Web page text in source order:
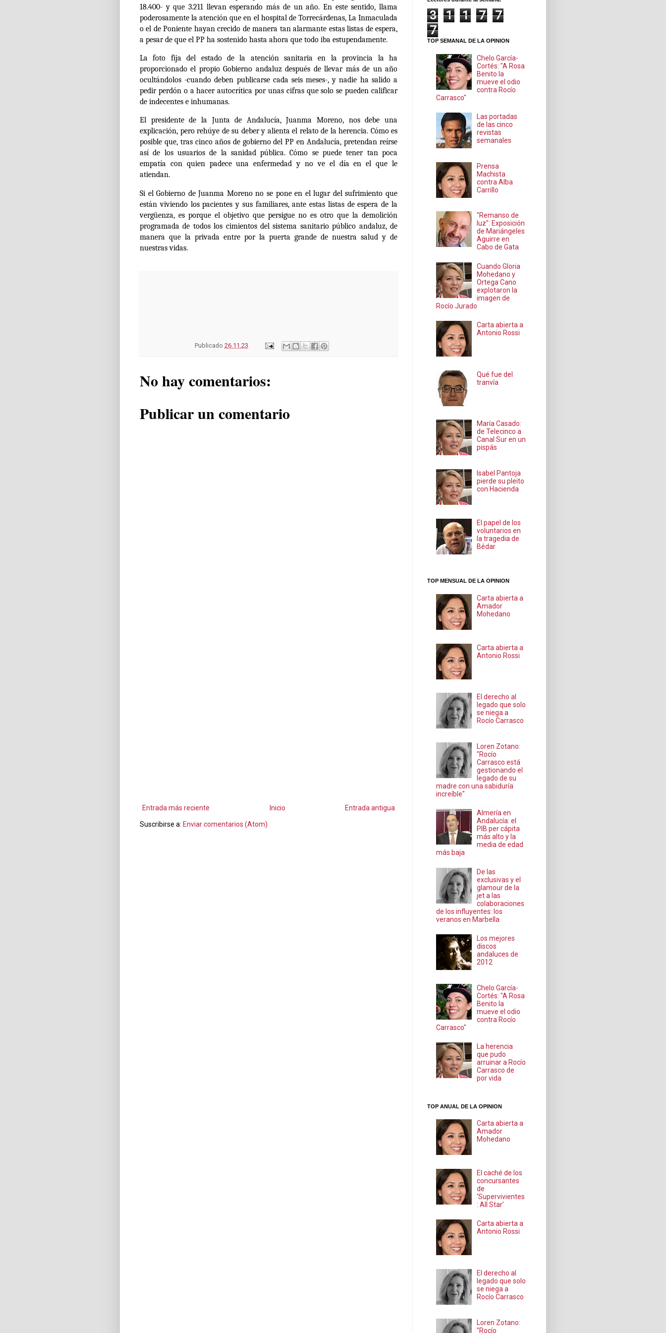
18.400- y que 3.211 llevan esperando más de un año. En este sentido, llama
poderosamente la atención que en el hospital de Torrecárdenas, La Inmaculada
o el de Poniente hayan crecido de manera tan alarmante estas listas de espera,
a pesar de que el PP ha sostenido hasta ahora que todo iba estupendamente.
La foto fija del estado de la atención sanitaria en la provincia la ha
proporcionado el propio Gobierno andaluz después de llevar más de un año
ocultándolos -cuando deben publicarse cada seis meses-, y nadie ha salido a
pedir perdón o a hacer autocrítica por unas cifras que solo se pueden calificar
de indecentes e inhumanas.
El presidente de la Junta de Andalucía, Juanma Moreno, nos debe una
explicación, pero rehúye de su deber y alienta el relato de la herencia. Cómo es
posible que, tras cinco años de gobierno del PP en Andalucía, pretendan reírse
así de los usuarios de la sanidad pública. Cómo se puede tener tan poca
empatía con quien padece una enfermedad y no ve el día en el que le
atiendan.
Si el Gobierno de Juanma Moreno no se pone en el lugar del sufrimiento que
están viviendo los pacientes y sus familiares, ante estas listas de espera de la
vergüenza, es porque el objetivo que persigue no es otro que la demolición
programada de todos los cimientos del sistema sanitario público andaluz, de
manera que la privada entre por la puerta grande de nuestra salud y de
nuestras vidas.
Publicado 26.11.23
No hay comentarios:
Publicar un comentario
Entrada más reciente Entrada antigua
Inicio
Suscribirse a: Enviar comentarios (Atom)
3 1 1 7
7
7
TOP SEMANAL DE LA OPINION
Chelo García-
Cortés: "A Rosa
Benito la
mueve el odio
contra Rocío
Carrasco"
Las portadas
de las cinco
revistas
semanales
Prensa
Machista
contra Alba
Carrillo
"Remanso de
luz": Exposición
de Mariángeles
Aguirre en
Cabo de Gata
Cuando Gloria
Mohedano y
Ortega Cano
explotaron la
imagen de
Rocío Jurado
Carta abierta a
Antonio Rossi
Qué fue del
tranvía
María Casado:
de Telecinco a
Canal Sur en un
pispás
Isabel Pantoja
pierde su pleito
con Hacienda
El papel de los
voluntarios en
la tragedia de
Bédar
TOP MENSUAL DE LA OPINION
Carta abierta a
Amador
Mohedano
Carta abierta a
Antonio Rossi
El derecho al
legado que solo
se niega a
Rocío Carrasco
Loren Zotano:
"Rocío
Carrasco está
gestionando el
legado de su
madre con una sabiduría
increíble"
Almería en
Andalucía: el
PIB per cápita
más alto y la
media de edad
más baja
De las
exclusivas y el
glamour de la
jet a las
colaboraciones
de los influyentes: los
veranos en Marbella
Los mejores
discos
andaluces de
2012
Chelo García-
Cortés: "A Rosa
Benito la
mueve el odio
contra Rocío
Carrasco"
La herencia
que pudo
arruinar a Rocío
Carrasco de
por vida
TOP ANUAL DE LA OPINION
Carta abierta a
Amador
Mohedano
El caché de los
concursantes
de
‘Supervivientes
: All Star’
Carta abierta a
Antonio Rossi
El derecho al
legado que solo
se niega a
Rocío Carrasco
Loren Zotano:
"Rocío